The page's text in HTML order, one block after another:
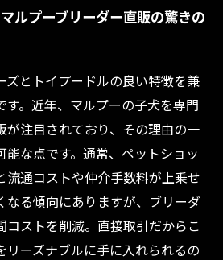
ルプーブリーダー直販の驚きの
ズとトイプードルの良い特徴を兼
す。近年、マルプーの子犬を専門
が注目されており、その理由の一
能な点です。通常、ペットショッ
流通コストや仲介手数料が上乗せ
なる傾向にありますが、ブリーダ
コストを削減。直接取引だからこ
リーズナブルに手に入れられるの